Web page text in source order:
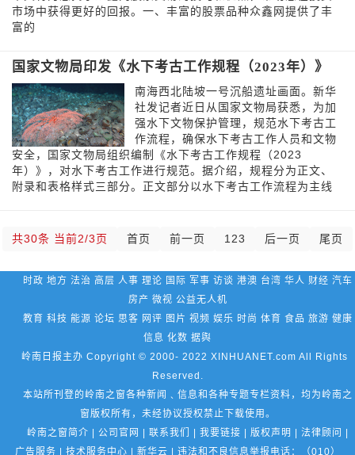
市场中获得更好的回报。一、丰富的股票品种众鑫网提供了丰
富的
国家文物局印发《水下考古工作规程（2023年）》
南海西北陆坡一号沉船遗址画面。新华
社发记者近日从国家文物局获悉，为加
强水下文物保护管理，规范水下考古工
作流程，确保水下考古工作人员和文物
安全，国家文物局组织编制《水下考古工作规程（2023
年）》，对水下考古工作进行规范。据介绍，规程分为正文、
附录和表格样式三部分。正文部分以水下考古工作流程为主线
共30条 当前2/3页 首页 前一页 1 23 后一页 尾页
时政 地方 法治 高层 人事 理论 国际 军事 访谈 港澳 台湾 华人 财经 汽车
房产 微视 公益无人机
教育 科技 能源 论坛 思客 网评 图片 视频 娱乐 时尚 体育 食品 旅游 健康
信息 化数 据舆
岭南日报主办 Copyright © 2000- 2022 XINHUANET.com All Rights
Reserved.
本站所刊登的岭南之窗各种新闻﹑信息和各种专题专栏资料，均为岭南之
窗版权所有，未经协议授权禁止下载使用。
岭南之窗简介 | 公司官网 | 联系我们 | 我要链接 | 版权声明 | 法律顾问 |
广告服务 | 技术服务中心 | 新华云 | 违法和不良信息举报电话：（010）